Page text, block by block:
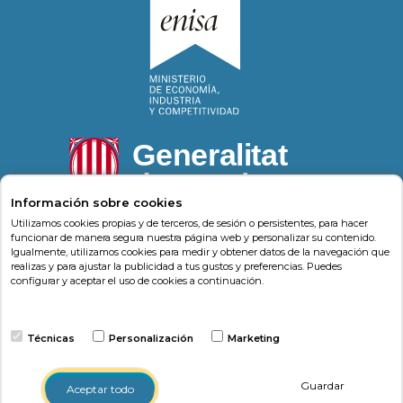
Psonríe Carrer de la Llacuna 162 08018, Barcelona
(Barcelona)-Psonrie.com
Política de cookies
Información sobre cookies
Utilizamos cookies propias y de terceros, de sesión o persistentes, para hacer
funcionar de manera segura nuestra página web y personalizar su contenido.
Igualmente, utilizamos cookies para medir y obtener datos de la navegación que
realizas y para ajustar la publicidad a tus gustos y preferencias. Puedes
configurar y aceptar el uso de cookies a continuación.
Técnicas Personalización Marketing
Aceptar todo Guardar